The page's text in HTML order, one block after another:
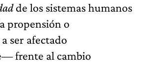
de los sistemas humanos
propensión o
ser afectado
frente al cambio